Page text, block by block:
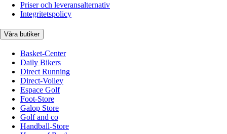
Priser och leveransalternativ
Integritetspolicy
Våra butiker
Basket-Center
Daily Bikers
Direct Running
Direct-Volley
Espace Golf
Foot-Store
Galop Store
Golf and co
Handball-Store